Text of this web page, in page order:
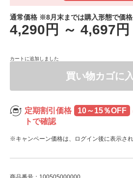
通常価格 ※8月末までは購入形態で価格
4,290円 ～ 4,697円
カートに追加しました
買い物カゴに
定期割引価格 10～15％OFF
トで確認
※キャンペーン価格は、ログイン後に表示され